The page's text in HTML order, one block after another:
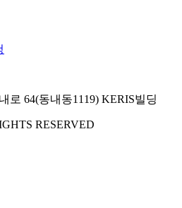
로 64(동내동1119) KERIS빌딩
RESERVED